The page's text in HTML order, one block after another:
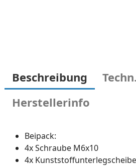
Beschreibung
Herstellerinfo
Beipack:
4x Schraube M6x10
4x Kunststoffunterlegscheibe